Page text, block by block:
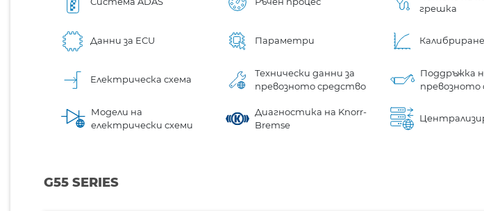
грешка
Данни за ECU Параметри Калибриране
Електрическа схема
Технически данни за
превозното средство
Поддръжка
превозното
Модели на
електрически схеми
Диагностика на Knorr-
Bremse
G55 SERIES